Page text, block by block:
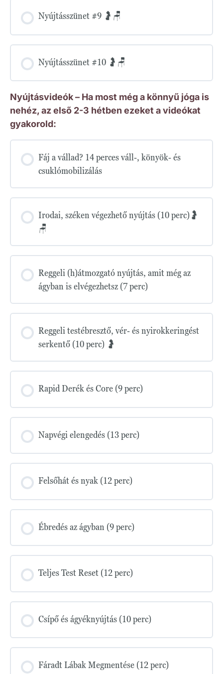
Nyújtásszünet #9 🤰🪑
Nyújtásszünet #10 🤰🪑
Nyújtásvideók – Ha most még a könnyű jóga is
nehéz, az első 2-3 hétben ezeket a videókat
gyakorold:
Fáj a vállad? 14 perces váll-, könyök- és
csuklómobilizálás
Irodai, széken végezhető nyújtás (10 perc)🤰
🪑
Reggeli (h)átmozgató nyújtás, amit még az
ágyban is elvégezhetsz (7 perc)
Reggeli testébresztő, vér- és nyirokkeringést
serkentő (10 perc) 🤰
Rapid Derék és Core (9 perc)
Napvégi elengedés (13 perc)
Felsőhát és nyak (12 perc)
Ébredés az ágyban (9 perc)
Teljes Test Reset (12 perc)
Csípő és ágyéknyújtás (10 perc)
Fáradt Lábak Megmentése (12 perc)